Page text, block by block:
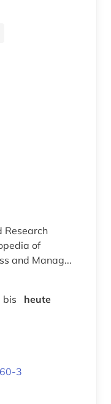
Research
of
and Manag...
bis heute
3